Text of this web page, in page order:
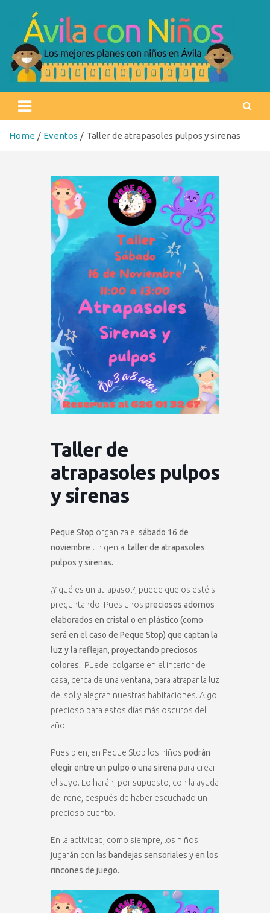
content
Ávila con niños
Home Eventos Taller de atrapasoles pulpos y sirenas
Taller de
atrapasoles pulpos
y sirenas
Peque Stop organiza el sábado 16 de
noviembre un genial taller de atrapasoles
pulpos y sirenas.
¿Y qué es un atrapasol?, puede que os estéis
preguntando. Pues unos preciosos adornos
elaborados en cristal o en plástico (como
será en el caso de Peque Stop) que captan la
luz y la reflejan, proyectando preciosos
colores. Puede colgarse en el interior de
casa, cerca de una ventana, para atrapar la luz
del sol y alegran nuestras habitaciones. Algo
precioso para estos días más oscuros del
año.
Pues bien, en Peque Stop los niños podrán
elegir entre un pulpo o una sirena para crear
el suyo. Lo harán, por supuesto, con la ayuda
de Irene, después de haber escuchado un
precioso cuento.
En la actividad, como siempre, los niños
jugarán con las bandejas sensoriales y en los
rincones de juego.